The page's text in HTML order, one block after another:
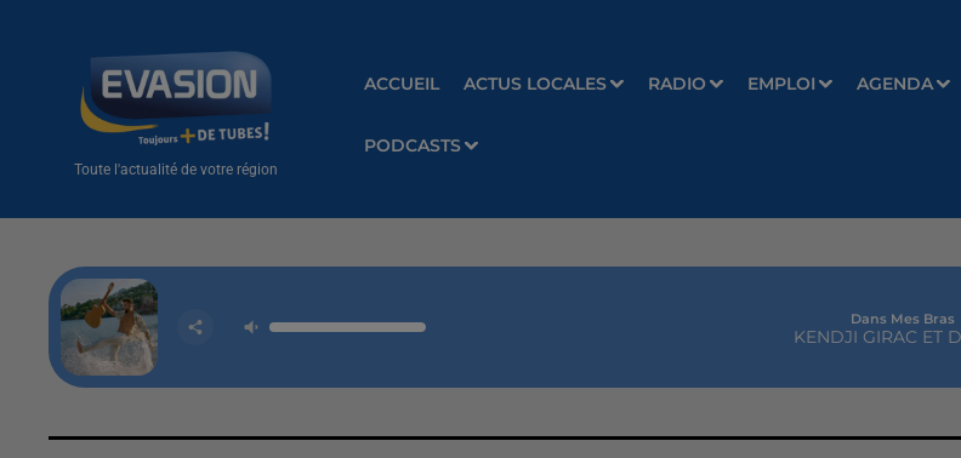
Toute l'actualité de votre région
ACCUEIL ACTUS LOCALES RADIO EMPLOI AGENDA
PODCASTS
Dans Mes Bras
KENDJI GIRAC ET